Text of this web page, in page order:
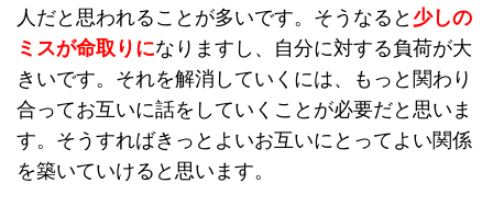
人だと思われることが多いです。そうなると 少しの
ミスが命取りになりますし、自分に対する負荷が大
きいです。それを解消していくには、もっと関わり
合ってお互いに話をしていくことが必要だと思いま
す。そうすればきっとよいお互いにとってよい関係
を築いていけると思います。